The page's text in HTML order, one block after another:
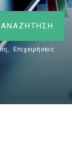
, Επιχειρήσεις